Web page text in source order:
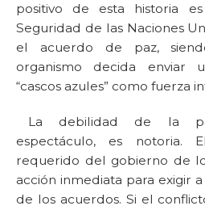
positivo de esta historia
Seguridad de las Naciones
el acuerdo de paz,
organismo decida enviar
“cascos azules” como fuerza
La debilidad de la
espectáculo, es notoria.
requerido del gobierno de
acción inmediata para exigir
de los acuerdos. Si el